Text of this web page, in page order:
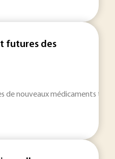
futures des
de nouveaux médicaments